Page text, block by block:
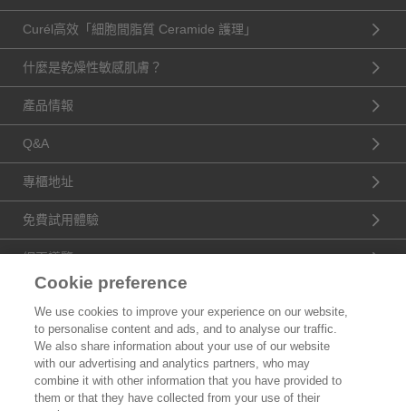
Curél高效「細胞間脂質 Ceramide 護理」
什麼是乾燥性敏感肌膚？
產品情報
Q&A
專櫃地址
免費試用體驗
網頁導覽
認識花王
產品資訊
品牌資訊
Cookie preference
We use cookies to improve your experience on our website,
to personalise content and ads, and to analyse our traffic.
We also share information about your use of our website
with our advertising and analytics partners, who may
combine it with other information that you have provided to
them or that they have collected from your use of their